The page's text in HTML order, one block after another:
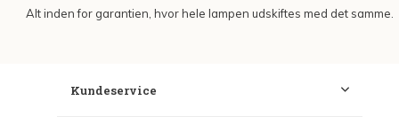
Alt inden for garantien, hvor hele lampen udskiftes med det samme.
Kundeservice